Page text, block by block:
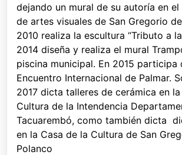
dejando un mural de su autoría en
de artes visuales de San Gregorio
2010 realiza la escultura “Tributo a la
2014 diseña y realiza el mural
piscina municipal. En 2015 participa
Encuentro Internacional de Palmar.
2017 dicta talleres de cerámica en
Cultura de la Intendencia
Tacuarembó, como también dicta
en la Casa de la Cultura de San
Polanco